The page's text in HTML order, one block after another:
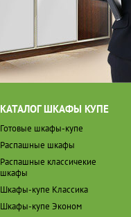
КАТАЛОГ ШКАФЫ КУПЕ
Готовые шкафы-купе
Распашные шкафы
Распашные классичекие
шкафы
Шкафы-купе Классика
Шкафы-купе Эконом